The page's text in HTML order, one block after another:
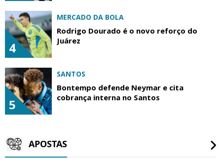
4
MERCADO DA BOLA
Rodrigo Dourado é o novo reforço do
Juárez
5
SANTOS
Bontempo defende Neymar e cita
cobrança interna no Santos
APOSTAS